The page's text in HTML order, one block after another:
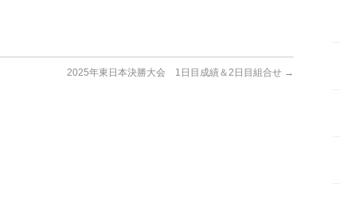
2025年東日本決勝大会 1日目成績＆2日目組合せ →